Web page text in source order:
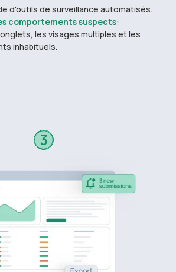
d'outils de surveillance automatisés.
comportements suspects:
les visages multiples et les
inhabituels.